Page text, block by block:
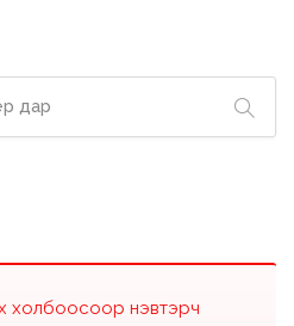
холбоосоор нэвтэрч